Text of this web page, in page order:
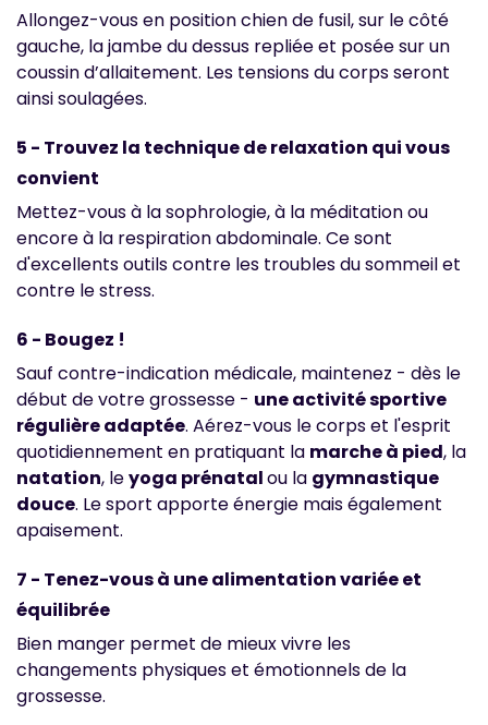
Allongez-vous en position chien de fusil, sur le côté
gauche, la jambe du dessus repliée et posée sur un
coussin d’allaitement. Les tensions du corps seront
ainsi soulagées.
5 - Trouvez la technique de relaxation qui vous
convient
Mettez-vous à la sophrologie, à la méditation ou
encore à la respiration abdominale. Ce sont
d'excellents outils contre les troubles du sommeil et
contre le stress.
6 - Bougez !
Sauf contre-indication médicale, maintenez - dès le
début de votre grossesse - une activité sportive
régulière adaptée. Aérez-vous le corps et l'esprit
quotidiennement en pratiquant la marche à pied, la
natation, leyoga prénatalou la gymnastique
douce. Le sport apporte énergie mais également
apaisement.
7 - Tenez-vous à une alimentation variée et
équilibrée
Bien manger permet de mieux vivre les
changements physiques et émotionnels de la
grossesse.